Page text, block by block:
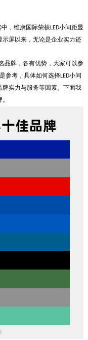
，维康国际荣获LED小间距显
示屏以来，无论是企业实力还
品牌，各有优势，大家可以参
参考，具体如何选择LED小间
实力与服务等因素。下面我
。